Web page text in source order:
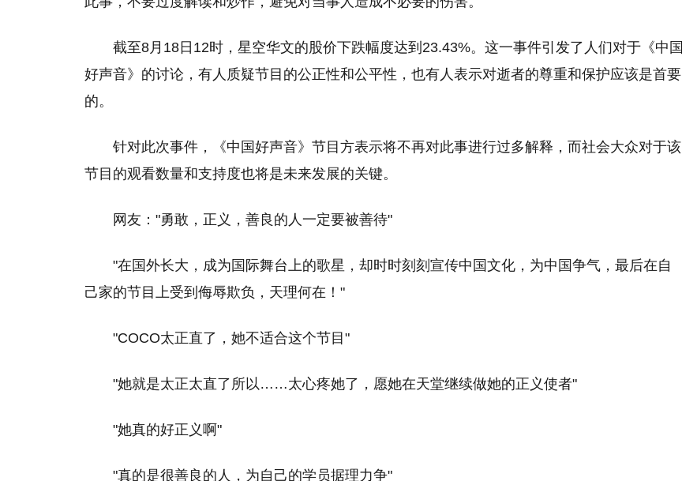
截至8月18日12时，星空华文的股价下跌幅度达到23.43%。这一事件引发了人们对于《中国
好声音》的讨论，有人质疑节目的公正性和公平性，也有人表示对逝者的尊重和保护应该是首要
的。
针对此次事件，《中国好声音》节目方表示将不再对此事进行过多解释，而社会大众对于该
节目的观看数量和支持度也将是未来发展的关键。
网友："勇敢，正义，善良的人一定要被善待"
"在国外长大，成为国际舞台上的歌星，却时时刻刻宣传中国文化，为中国争气，最后在自
己家的节目上受到侮辱欺负，天理何在！"
"COCO太正直了，她不适合这个节目"
"她就是太正太直了所以……太心疼她了，愿她在天堂继续做她的正义使者"
"她真的好正义啊"
"真的是很善良的人，为自己的学员据理力争"